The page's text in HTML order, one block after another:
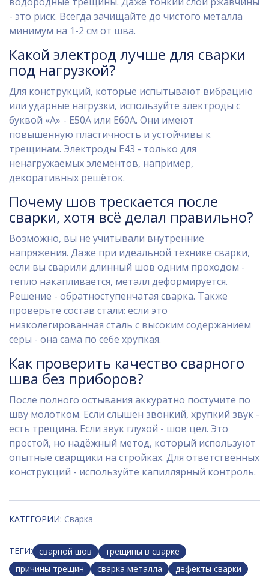
- это риск. Всегда зачищайте до чистого металла
минимум на 1-2 см от шва.
Какой электрод лучше для сварки
под нагрузкой?
Для конструкций, которые испытывают вибрацию
или ударные нагрузки, используйте электроды с
буквой «А» - Е50А или Е60А. Они имеют
повышенную пластичность и устойчивы к
трещинам. Электроды Е43 - только для
ненагружаемых элементов, например,
декоративных решёток.
Почему шов трескается после
сварки, хотя всё делал правильно?
Возможно, вы не учитывали внутренние
напряжения. Даже при идеальной технике сварки,
если вы сварили длинный шов одним проходом -
тепло накапливается, металл деформируется.
Решение - обратноступенчатая сварка. Также
проверьте состав стали: если это
низколегированная сталь с высоким содержанием
серы - она сама по себе хрупкая.
Как проверить качество сварного
шва без приборов?
После полного остывания аккуратно постучите по
шву молотком. Если слышен звонкий, хрупкий звук -
есть трещина. Если звук глухой - шов цел. Это
простой, но надёжный метод, который используют
опытные сварщики на стройках. Для ответственных
конструкций - используйте капиллярный контроль.
КАТЕГОРИИ: Сварка
ТЕГИ: сварной шов
трещины в сварке
причины трещин
сварка металла дефекты сварки